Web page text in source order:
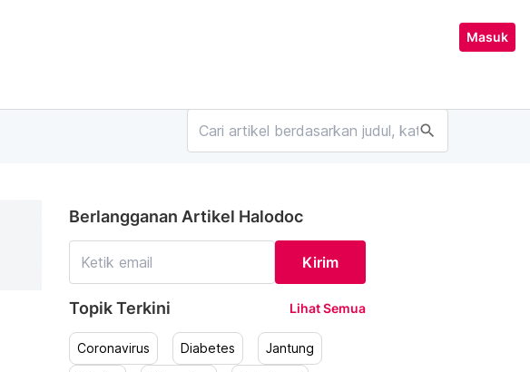
Masuk
search
Berlangganan Artikel Halodoc
Kirim
Topik Terkini Lihat Semua
Coronavirus Diabetes Jantung